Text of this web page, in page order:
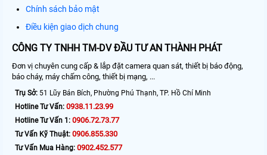
Chính sách bảo mật
Điều kiện giao dịch chung
CÔNG TY TNHH TM-DV ĐẦU TƯ AN THÀNH PHÁT
Đơn vị chuyên cung cấp & lắp đặt camera quan sát, thiết bị báo động,
báo cháy, máy chấm công, thiết bị mạng, ...
Trụ Sở: 51 Lũy Bán Bích, Phường Phú Thạnh, TP. Hồ Chí Minh
Hotline Tư Vấn: 0938.11.23.99
Hotline Tư Vấn 1: 0906.72.73.77
Tư Vấn Kỹ Thuật: 0906.855.330
Tư Vấn Mua Hàng: 0902.452.577